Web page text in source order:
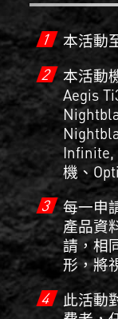
1 本活動
2 本活動
Aegis
Infinite,
機、
3 每一申
產品資
請，相
形，將
4 此活動